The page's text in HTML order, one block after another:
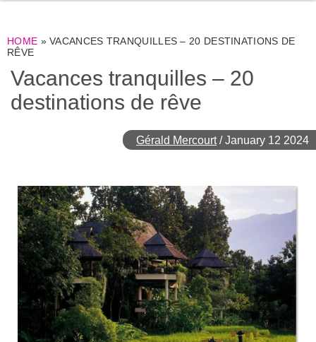
HOME »VACANCES TRANQUILLES – 20 DESTINATIONS DE
RÊVE
Vacances tranquilles – 20
destinations de rêve
Gérald Mercourt/January 12 2024